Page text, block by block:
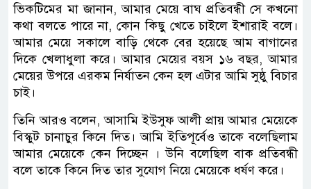
ভিকটিমের মা জানান, আমার মেয়ে বাঘ প্রতিবন্ধী সে কখনো
কথা বলতে পারে না, কোন কিছু খেতে চাইলে ইশারাই বলে।
আমার মেয়ে সকালে বাড়ি থেকে বের হয়েছে আম বাগানের
দিকে খেলাধুলা করে। আমার মেয়ের বয়স ১৬ বছর, আমার
মেয়ের উপরে এরকম নির্যাতন কেন হল এটার আমি সুষ্ঠু বিচার
চাই।
তিনি আরও বলেন, আসামি ইউসুফ আলী প্রায় আমার মেয়েকে
বিস্কুট চানাচুর কিনে দিত। আমি ইতিপূর্বেও তাকে বলেছিলাম
আমার মেয়েকে কেন দিচ্ছেন । উনি বলেছিল বাক প্রতিবন্ধী
বলে তাকে কিনে দিত তার সুযোগ নিয়ে মেয়েকে ধর্ষণ করে।